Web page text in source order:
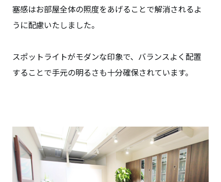
塞感はお部屋全体の照度をあげることで解消されるよ
うに配慮いたしました。
スポットライトがモダンな印象で、バランスよく配置
することで手元の明るさも十分確保されています。